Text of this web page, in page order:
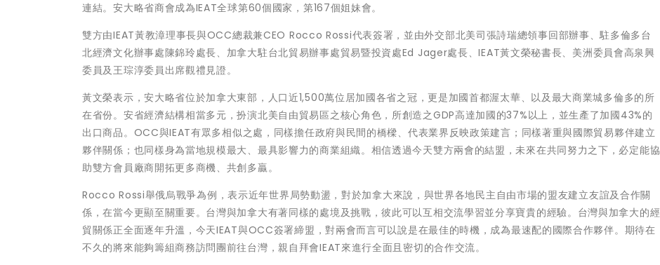
連結。安大略省商會成為IEAT全球第60個國家，第167個姐妹會。
雙方由IEAT黃教漳理事長與OCC總裁兼CEO Rocco Rossi代表簽署，並由外交部北美司張詩瑞總領事回部辦事、駐多倫多台
北經濟文化辦事處陳錦玲處長、加拿大駐台北貿易辦事處貿易暨投資處Ed Jager處長、IEAT黃文榮秘書長、美洲委員會高泉興
委員及王琮淳委員出席觀禮見證。
黃文榮表示，安大略省位於加拿大東部，人口近1,500萬位居加國各省之冠，更是加國首都渥太華、以及最大商業城多倫多的所
在省份。安省經濟結構相當多元，扮演北美自由貿易區之核心角色，所創造之GDP高達加國的37%以上，並生產了加國43%的
出口商品。OCC與IEAT有眾多相似之處，同樣擔任政府與民間的橋樑、代表業界反映政策建言；同樣著重與國際貿易夥伴建立
夥伴關係；也同樣身為當地規模最大、最具影響力的商業組織。相信透過今天雙方兩會的結盟，未來在共同努力之下，必定能協
助雙方會員廠商開拓更多商機、共創多贏。
Rocco Rossi舉俄烏戰爭為例，表示近年世界局勢動盪，對於加拿大來說，與世界各地民主自由市場的盟友建立友誼及合作關
係，在當今更顯至關重要。台灣與加拿大有著同樣的處境及挑戰，彼此可以互相交流學習並分享寶貴的經驗。台灣與加拿大的經
貿關係正全面逐年升溫，今天IEAT與OCC簽署締盟，對兩會而言可以說是在最佳的時機，成為最速配的國際合作夥伴。期待在
不久的將來能夠籌組商務訪問團前往台灣，親自拜會IEAT來進行全面且密切的合作交流。